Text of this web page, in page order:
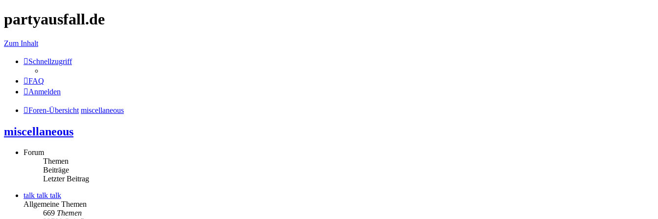
partyausfall.de
Zum Inhalt
Schnellzugriff
FAQ
Anmelden
Foren-Übersicht miscellaneous
miscellaneous
Forum
Themen
Beiträge
Letzter Beitrag
talk talk talk
Allgemeine Themen
669 Themen